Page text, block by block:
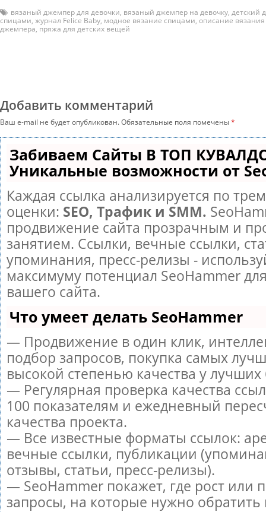
вязаный джемпер для девочки, вязаный джемпер на девочку, детский
спицами, журнал Felice Baby, модное вязание спицами, описание
джемпера, пряжа для детских вещей
Добавить комментарий
Ваш e-mail не будет опубликован.Обязательные поля помечены*
Забиваем Сайты В ТОП
Уникальные возможности от
Каждая ссылка анализируется по
оценки: SEO, Трафик и SMM.
продвижение сайта прозрачным и
занятием. Ссылки, вечные ссылки,
упоминания, пресс-релизы -
максимуму потенциал SeoHammer
вашего сайта.
Что умеет делать SeoHammer
— Продвижение в один клик,
подбор запросов, покупка самых
высокой степенью качества у
— Регулярная проверка качества
100 показателям и ежедневный
качества проекта.
— Все известные форматы ссылок:
вечные ссылки, публикации
отзывы, статьи, пресс-релизы).
— SeoHammer покажет, где рост или
запросы, на которые нужно